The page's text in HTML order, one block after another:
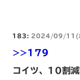
183: 2024/09/11(
>>179
コイツ、10割減